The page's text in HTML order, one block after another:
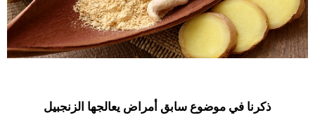
ذكرنا في موضوع سابق أمراض يعالجها الزنجبيل